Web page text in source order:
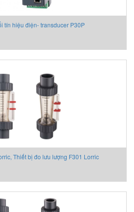
tín hiệu điện- transducer P30P
Thiết bị đo lưu lượng F301 Lorric